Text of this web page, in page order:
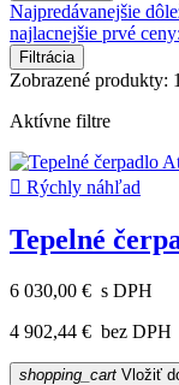
Najpredávanejšie
najlacnejšie prvé
Filtrácia
Zobrazené produkty:
Aktívne filtre
 Rýchly náhľad
Tepelné
6 030,00 € s DPH
4 902,44 € bez DPH
shopping_cart Vložiť